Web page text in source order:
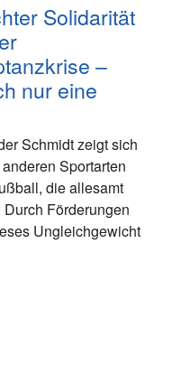
Solidarität
–
nur eine
Schmidt zeigt sich
Sportarten
die allesamt
Förderungen
Ungleichgewicht